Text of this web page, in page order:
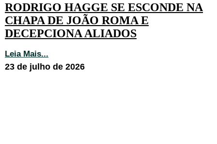
RODRIGO HAGGE SE ESCONDE NA
CHAPA DE JOÃO ROMA E
DECEPCIONA ALIADOS
Leia Mais...
23 de julho de 2026